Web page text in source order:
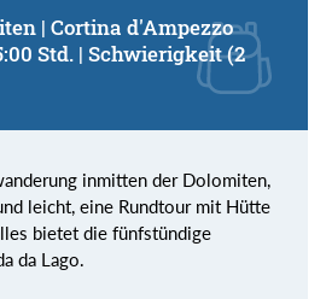
| Cortina d'Ampezzo
Std. | Schwierigkeit (2
inmitten der Dolomiten,
leicht, eine Rundtour mit Hütte
bietet die fünfstündige
da Lago.